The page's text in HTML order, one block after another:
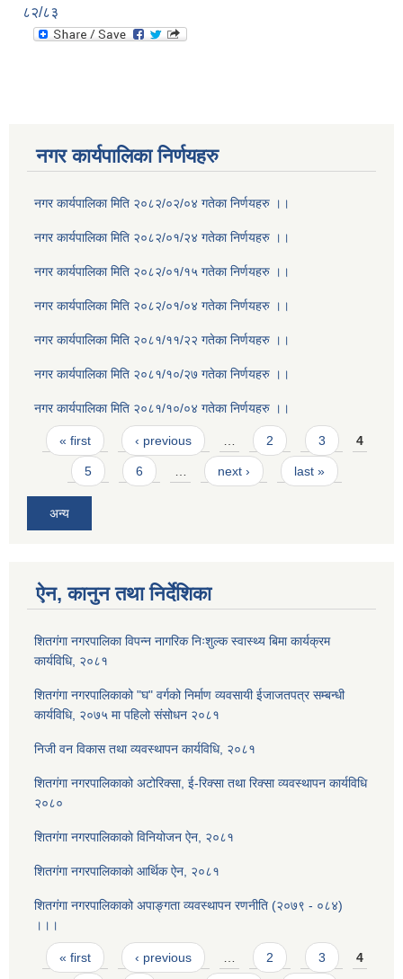
८२/८३
नगर कार्यपालिका निर्णयहरु
नगर कार्यपालिका मिति २०८२/०२/०४ गतेका निर्णयहरु ।।
नगर कार्यपालिका मिति २०८२/०१/२४ गतेका निर्णयहरु ।।
नगर कार्यपालिका मिति २०८२/०१/१५ गतेका निर्णयहरु ।।
नगर कार्यपालिका मिति २०८२/०१/०४ गतेका निर्णयहरु ।।
नगर कार्यपालिका मिति २०८१/११/२२ गतेका निर्णयहरु ।।
नगर कार्यपालिका मिति २०८१/१०/२७ गतेका निर्णयहरु ।।
नगर कार्यपालिका मिति २०८१/१०/०४ गतेका निर्णयहरु ।।
Pages
« first ‹ previous … 2 3 4
5 6 … next › last »
अन्य
ऐन, कानुन तथा निर्देशिका
शितगंगा नगरपालिका विपन्न नागरिक निःशुल्क स्वास्थ्य बिमा कार्यक्रम
कार्यविधि, २०८१
शितगंगा नगरपालिकाको "घ" वर्गको निर्माण व्यवसायी ईजाजतपत्र सम्बन्धी
कार्यविधि, २०७५ मा पहिलो संसोधन २०८१
निजी वन विकास तथा व्यवस्थापन कार्यविधि, २०८१
शितगंगा नगरपालिकाको अटोरिक्सा, ई-रिक्सा तथा रिक्सा व्यवस्थापन कार्यविधि
२०८०
शितगंगा नगरपालिकाकाे विनियोजन ऐन, २०८१
शितगंगा नगरपालिकाकाे आर्थिक ऐन, २०८१
शितगंगा नगरपालिकाको अपाङ्गता व्यवस्थापन रणनीति (२०७९ - ०८४)
।।।
Pages
« first ‹ previous 2 3 4